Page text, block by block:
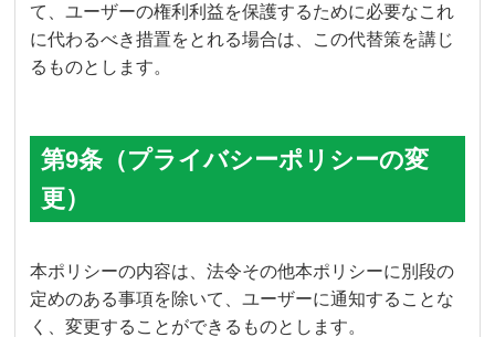
て、ユーザーの権利利益を保護するために必要なこれ
に代わるべき措置をとれる場合は、この代替策を講じ
るものとします。
第9条（プライバシーポリシーの変
更）
本ポリシーの内容は、法令その他本ポリシーに別段の
定めのある事項を除いて、ユーザーに通知することな
く、変更することができるものとします。